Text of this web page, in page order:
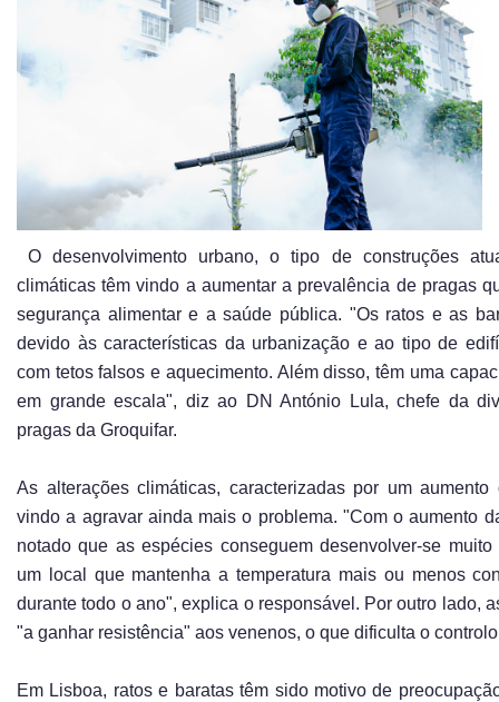
O desenvolvimento urbano, o tipo de construções
climáticas têm vindo a aumentar a prevalência de pragas
segurança alimentar e a saúde pública. "Os ratos e as
devido às características da urbanização e ao tipo de
com tetos falsos e aquecimento. Além disso, têm uma
em grande escala", diz ao DN António Lula, chefe da
pragas da Groquifar.
As alterações climáticas, caracterizadas por um aumento
vindo a agravar ainda mais o problema. "Com o aumento
notado que as espécies conseguem desenvolver-se
um local que mantenha a temperatura mais ou menos
durante todo o ano", explica o responsável. Por outro lado,
"a ganhar resistência" aos venenos, o que dificulta o
Em Lisboa, ratos e baratas têm sido motivo de